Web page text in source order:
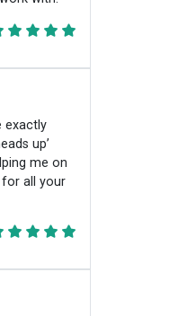
exactly
up’
me on
all your